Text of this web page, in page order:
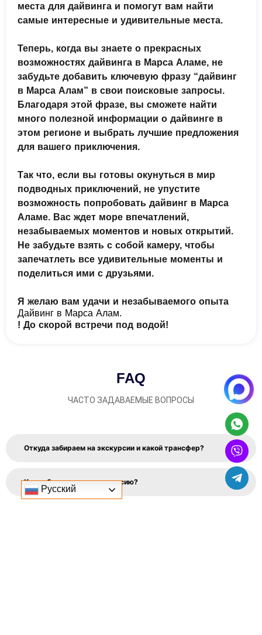
места для дайвинга и помогут вам найти
самые интересные и удивительные места.
Теперь, когда вы знаете о прекрасных
возможностях дайвинга в Марса Аламе, не
забудьте добавить ключевую фразу “дайвинг
в Марса Алам” в свои поисковые запросы.
Благодаря этой фразе, вы сможете найти
много полезной информации о дайвинге в
этом регионе и выбрать лучшие предложения
для вашего приключения.
Так что, если вы готовы окунуться в мир
подводных приключений, не упустите
возможность попробовать дайвинг в Марса
Аламе. Вас ждет море впечатлений,
незабываемых моментов и новых открытий.
Не забудьте взять с собой камеру, чтобы
запечатлеть все удивительные моменты и
поделиться ими с друзьями.
Я желаю вам удачи и незабываемого опыта
Дайвинг в Марса Алам.
! До скорой встречи под водой!
FAQ
ЧАСТО ЗАДАВАЕМЫЕ ВОПРОСЫ
Откуда забираем на экскурсии и какой трансфер?
Как забронировать экскурсию?
Русский